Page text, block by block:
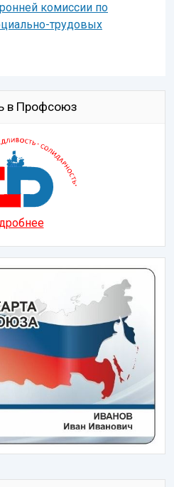
в Профсоюз
комиссии по
трудовых